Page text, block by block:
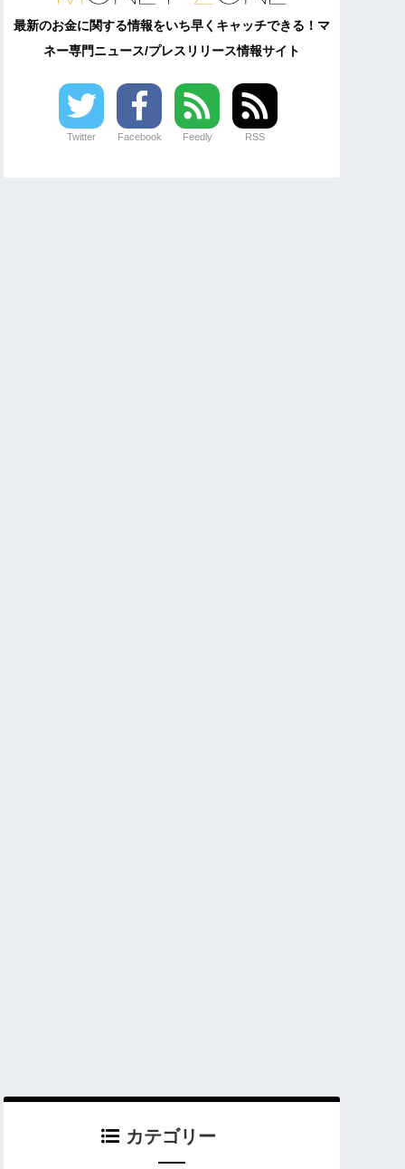
最新のお金に関する情報をいち早くキャッチできる！マ
ネー専門ニュース/プレスリリース情報サイト
Twitter Facebook Feedly RSS
カテゴリー